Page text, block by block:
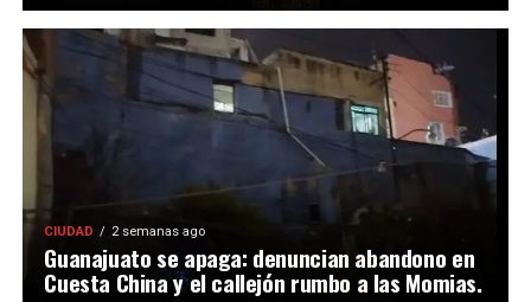
CIUDAD 2 semanas ago
Guanajuato se apaga: denuncian abandono en
Cuesta China y el callejón rumbo a las Momias.